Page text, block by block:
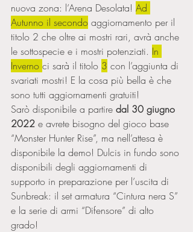
nuova zona: l’Arena Desolata! Ad
Autunno il secondo aggiornamento per il
titolo 2 che oltre ai mostri rari, avrà anche
le sottospecie e i mostri potenziati. In
Inverno ci sarà il titolo 3 con l’aggiunta di
svariati mostri! E la cosa più bella è che
sono tutti aggiornamenti gratuiti!
Sarò disponibile a partire dal 30 giugno
2022 e avrete bisogno del gioco base
“Monster Hunter Rise”, ma nell’attesa è
disponibile la demo! Dulcis in fundo sono
disponibili degli aggiornamenti di
supporto in preparazione per l’uscita di
Sunbreak: il set armatura “Cintura nera S”
e la serie di armi “Difensore” di alto
grado!